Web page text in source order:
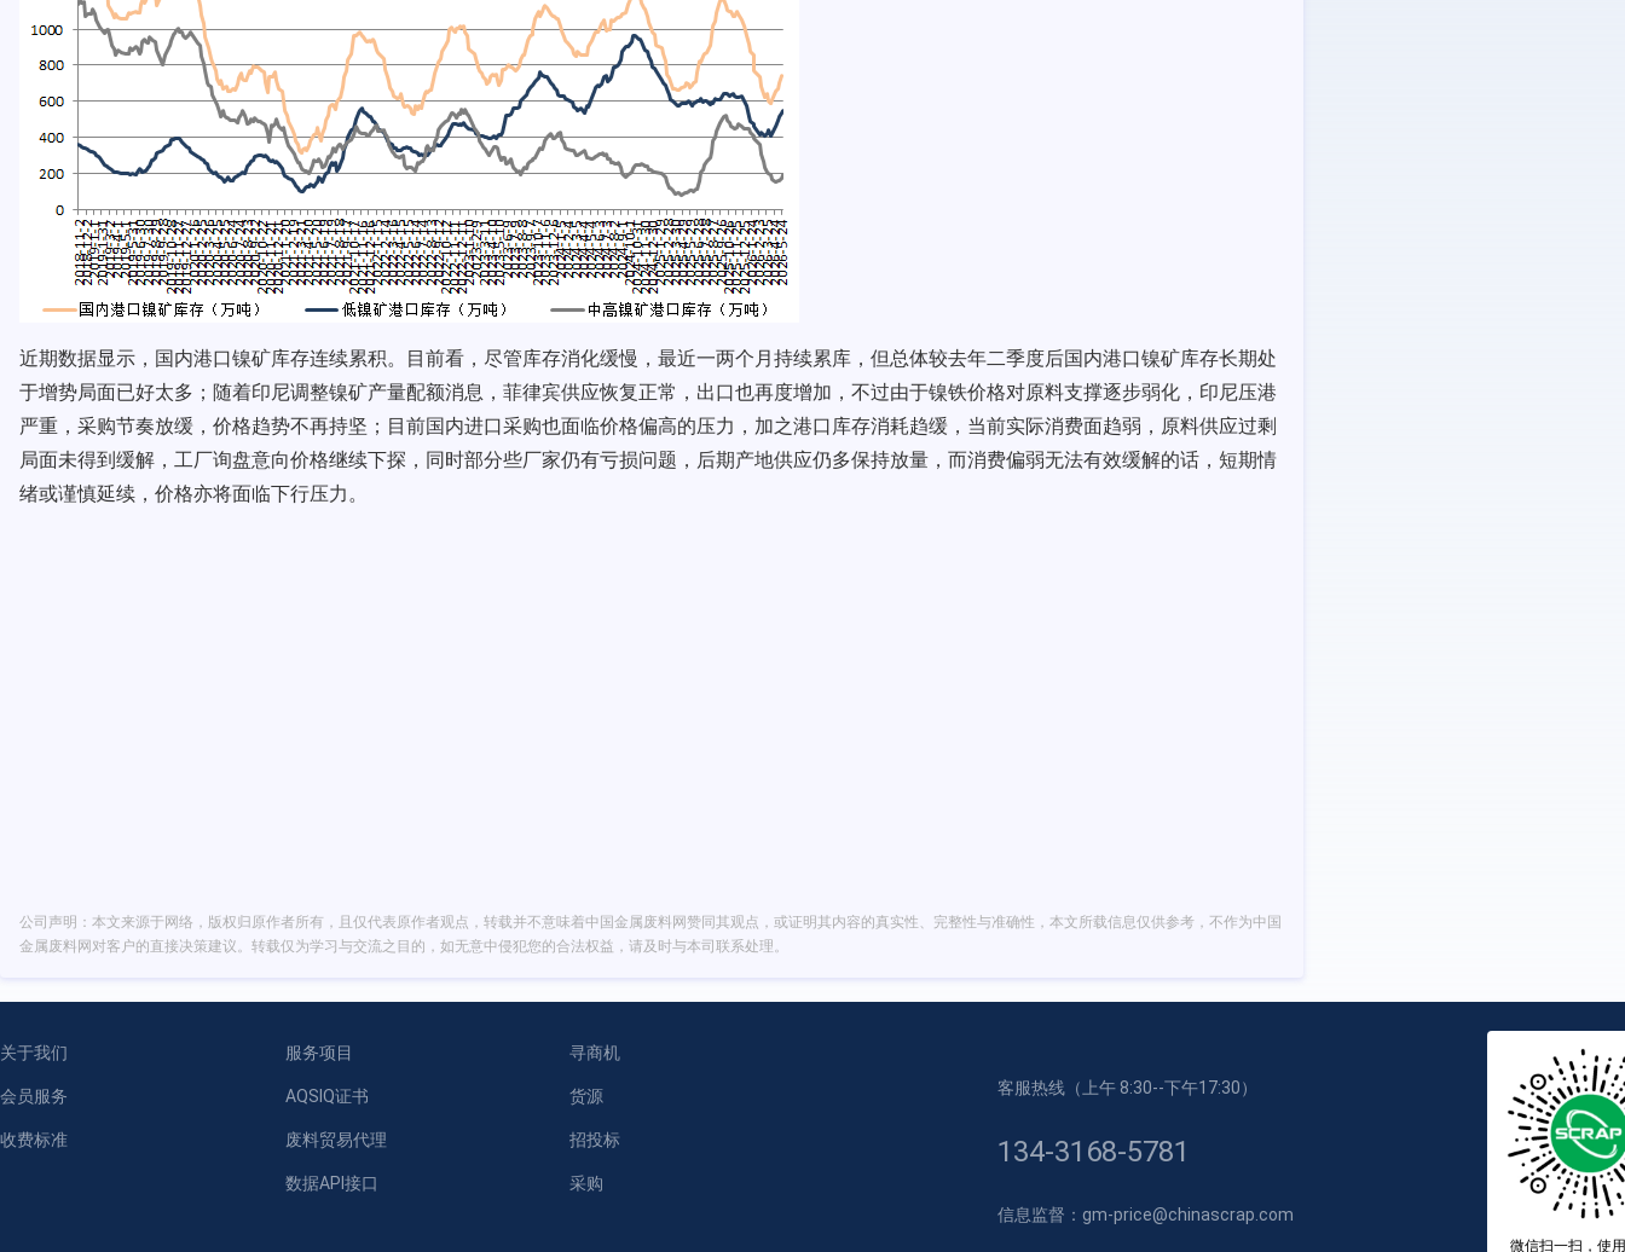
近期数据显示，国内港口镍矿库存连续累积。目前看，尽管库存消化缓慢，最近一两个月持续累库，但总体较去年二季度后国内港口镍矿库存长期处
于增势局面已好太多；随着印尼调整镍矿产量配额消息，菲律宾供应恢复正常，出口也再度增加，不过由于镍铁价格对原料支撑逐步弱化，印尼压港
严重，采购节奏放缓，价格趋势不再持坚；目前国内进口采购也面临价格偏高的压力，加之港口库存消耗趋缓，当前实际消费面趋弱，原料供应过剩
局面未得到缓解，工厂询盘意向价格继续下探，同时部分些厂家仍有亏损问题，后期产地供应仍多保持放量，而消费偏弱无法有效缓解的话，短期情
绪或谨慎延续，价格亦将面临下行压力。
公司声明：本文来源于网络，版权归原作者所有，且仅代表原作者观点，转载并不意味着中国金属废料网赞同其观点，或证明其内容的真实性、完整性与准确性，本文所载信息仅供参考，不作为中国
金属废料网对客户的直接决策建议。转载仅为学习与交流之目的，如无意中侵犯您的合法权益，请及时与本司联系处理。
关于我们
会员服务
收费标准
服务项目
AQSIQ证书
废料贸易代理
数据API接口
寻商机
货源
招投标
采购
客服热线（上午 8:30--下午17:30）
134-3168-5781
信息监督：gm-price@chinascrap.com
微信扫一扫，使